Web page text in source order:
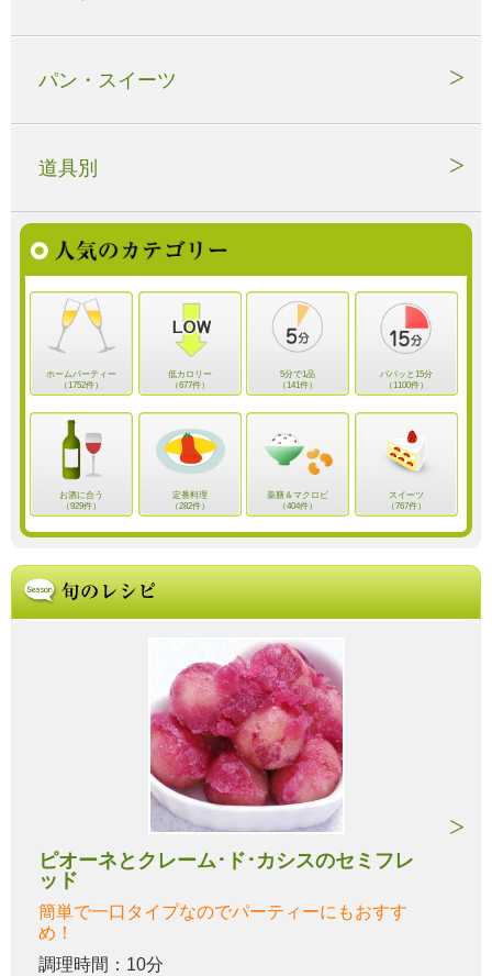
パン・スイーツ
道具別
ホームパーティー
（1752件）
低カロリー
（677件）
5分で1品
（141件）
パパッと15分
（1100件）
お酒に合う
（929件）
定番料理
（282件）
薬膳＆マクロビ
（404件）
スイーツ
（767件）
ピオーネとクレーム･ド･カシスのセミフレ
ッド
簡単で一口タイプなのでパーティーにもおすす
め！
調理時間：10分